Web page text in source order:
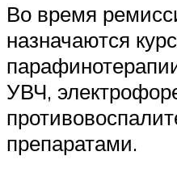
Во время
назначаются
УВЧ,
препаратами.